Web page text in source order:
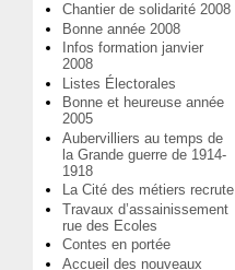
Chantier de solidarité 2008
Bonne année 2008
Infos formation janvier
2008
Listes Électorales
Bonne et heureuse année
2005
Aubervilliers au temps de
la Grande guerre de 1914-
1918
La Cité des métiers recrute
Travaux d’assainissement
rue des Ecoles
Contes en portée
Accueil des nouveaux